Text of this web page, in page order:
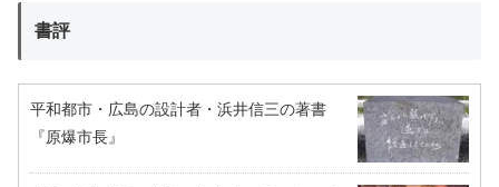
書評
平和都市・広島の設計者・浜井信三の著書
『原爆市長』